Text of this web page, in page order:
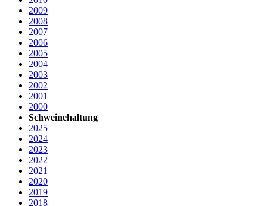
2009
2008
2007
2006
2005
2004
2003
2002
2001
2000
Schweinehaltung
2025
2024
2023
2022
2021
2020
2019
2018